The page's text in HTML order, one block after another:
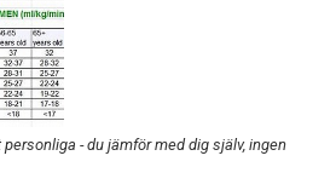
- du jämför med dig själv, ingen